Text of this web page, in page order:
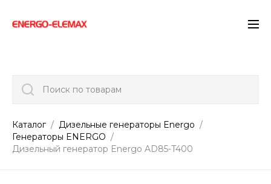
Поиск по товарам
Каталог
Дизельные генераторы Energo
Генераторы ENERGO
Дизельный генератор Energo AD85-T400